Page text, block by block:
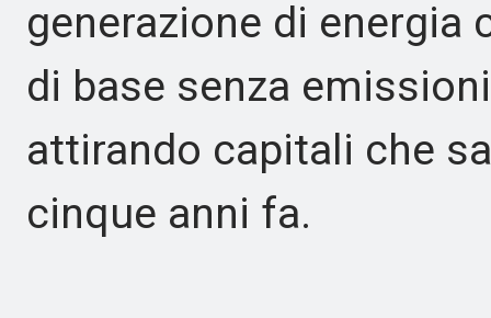
generazione di energia
di base senza
attirando capitali che
cinque anni fa.